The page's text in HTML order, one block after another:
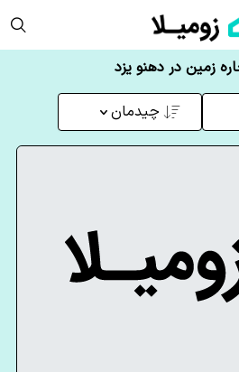
زمین در دهنو یزد
چیدمان